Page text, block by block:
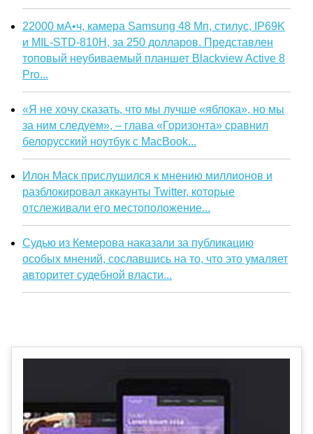
22000 мА•ч, камера Samsung 48 Мп, стилус, IP69K
и MIL-STD-810H, за 250 долларов. Представлен
топовый неубиваемый планшет Blackview Active 8
Pro...
«Я не хочу сказать, что мы лучше «яблока», но мы
за ним следуем», – глава «Горизонта» сравнил
белорусский ноутбук с MacBook...
Илон Маск прислушился к мнению миллионов и
разблокировал аккаунты Twitter, которые
отслеживали его местоположение...
Судью из Кемерова наказали за публикацию
особых мнений, сославшись на то, что это умаляет
авторитет судебной власти...